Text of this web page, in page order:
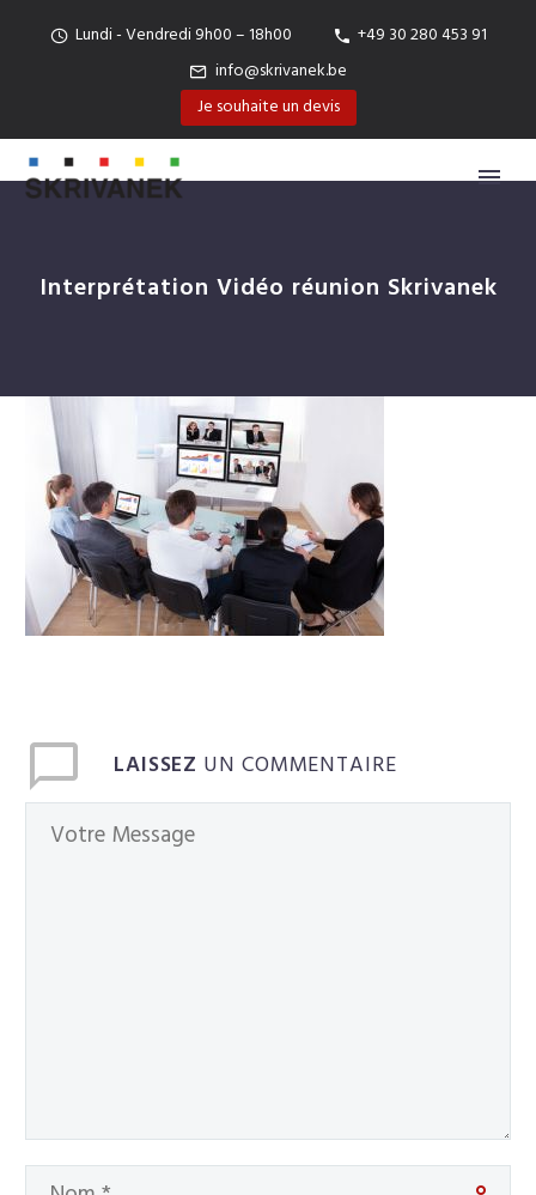
Lundi - Vendredi 9h00 – 18h00
+49 30 280 453 91
info@skrivanek.be
Je souhaite un devis
Français
Interprétation Vidéo réunion Skrivanek
LAISSEZ UN COMMENTAIRE